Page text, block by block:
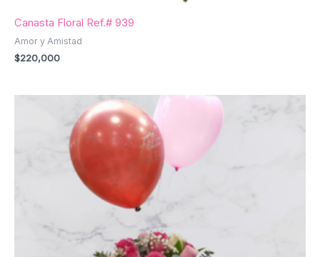
Canasta Floral Ref.# 939
Amor y Amistad
$220,000